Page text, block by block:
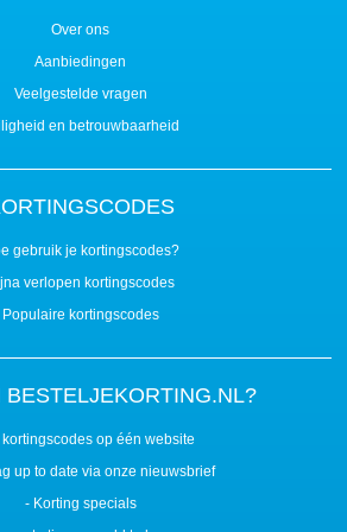
Over ons
Aanbiedingen
Veelgestelde vragen
en betrouwbaarheid
gebruik je kortingscodes?
verlopen kortingscodes
Populaire kortingscodes
BESTELJEKORTING.NL?
kortingscodes op één website
up to date via onze nieuwsbrief
- Korting specials